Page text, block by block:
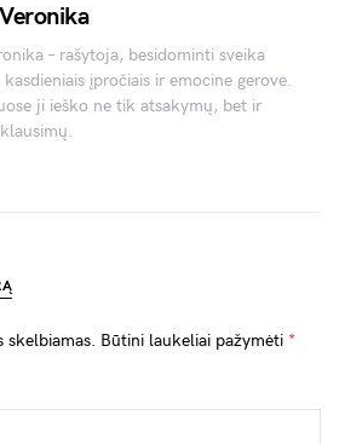
– rašytoja, besidominti sveika
kasdieniais įpročiais ir emocine gerove.
ji ieško ne tik atsakymų, bet ir
skelbiamas. Būtini laukeliai pažymėti *